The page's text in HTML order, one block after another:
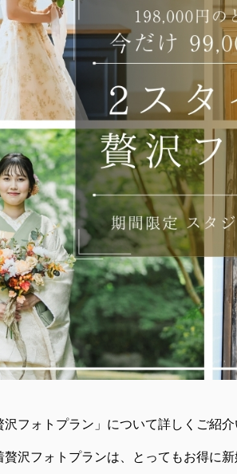
フォトプラン」について詳しくご紹介
沢フォトプランは、とってもお得に